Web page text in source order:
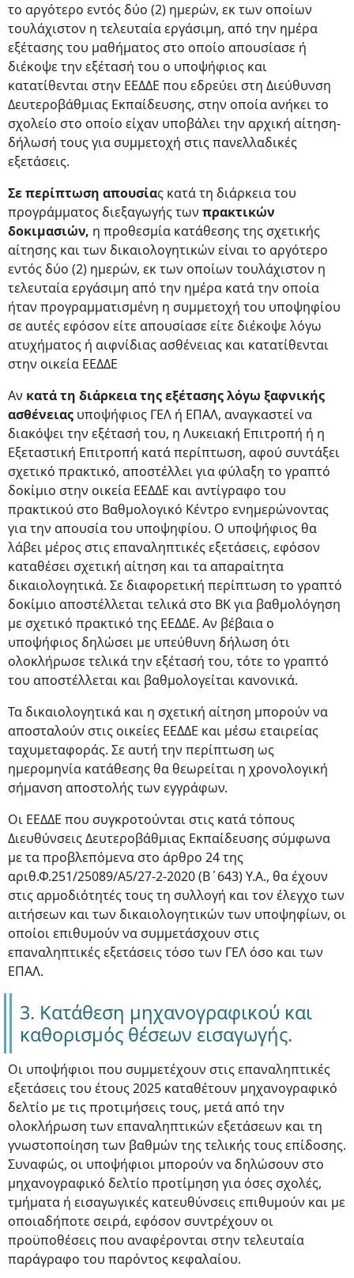
το αργότερο εντός δύο (2) ημερών, εκ των οποίων
τουλάχιστον η τελευταία εργάσιμη, από την ημέρα
εξέτασης του μαθήματος στο οποίο απουσίασε ή
διέκοψε την εξέτασή του ο υποψήφιος και
κατατίθενται στην ΕΕΔΔΕ που εδρεύει στη Διεύθυνση
Δευτεροβάθμιας Εκπαίδευσης, στην οποία ανήκει το
σχολείο στο οποίο είχαν υποβάλει την αρχική αίτηση-
δήλωσή τους για συμμετοχή στις πανελλαδικές
εξετάσεις.
Σε περίπτωση απουσίας κατά τη διάρκεια του
προγράμματος διεξαγωγής των πρακτικών
δοκιμασιών, η προθεσμία κατάθεσης της σχετικής
αίτησης και των δικαιολογητικών είναι το αργότερο
εντός δύο (2) ημερών, εκ των οποίων τουλάχιστον η
τελευταία εργάσιμη από την ημέρα κατά την οποία
ήταν προγραμματισμένη η συμμετοχή του υποψηφίου
σε αυτές εφόσον είτε απουσίασε είτε διέκοψε λόγω
ατυχήματος ή αιφνίδιας ασθένειας και κατατίθενται
στην οικεία ΕΕΔΔΕ
Αν κατά τη διάρκεια της εξέτασης λόγω ξαφνικής
ασθένειας υποψήφιος ΓΕΛ ή ΕΠΑΛ, αναγκαστεί να
διακόψει την εξέτασή του, η Λυκειακή Επιτροπή ή η
Εξεταστική Επιτροπή κατά περίπτωση, αφού συντάξει
σχετικό πρακτικό, αποστέλλει για φύλαξη το γραπτό
δοκίμιο στην οικεία ΕΕΔΔΕ και αντίγραφο του
πρακτικού στο Βαθμολογικό Κέντρο ενημερώνοντας
για την απουσία του υποψηφίου. Ο υποψήφιος θα
λάβει μέρος στις επαναληπτικές εξετάσεις, εφόσον
καταθέσει σχετική αίτηση και τα απαραίτητα
δικαιολογητικά. Σε διαφορετική περίπτωση το γραπτό
δοκίμιο αποστέλλεται τελικά στο ΒΚ για βαθμολόγηση
με σχετικό πρακτικό της ΕΕΔΔΕ. Αν βέβαια ο
υποψήφιος δηλώσει με υπεύθυνη δήλωση ότι
ολοκλήρωσε τελικά την εξέτασή του, τότε το γραπτό
του αποστέλλεται και βαθμολογείται κανονικά.
Τα δικαιολογητικά και η σχετική αίτηση μπορούν να
αποσταλούν στις οικείες ΕΕΔΔΕ και μέσω εταιρείας
ταχυμεταφοράς. Σε αυτή την περίπτωση ως
ημερομηνία κατάθεσης θα θεωρείται η χρονολογική
σήμανση αποστολής των εγγράφων.
Οι ΕΕΔΔΕ που συγκροτούνται στις κατά τόπους
Διευθύνσεις Δευτεροβάθμιας Εκπαίδευσης σύμφωνα
με τα προβλεπόμενα στο άρθρο 24 της
αριθ.Φ.251/25089/Α5/27-2-2020 (Β΄643) Y.A., θα έχουν
στις αρμοδιότητές τους τη συλλογή και τον έλεγχο των
αιτήσεων και των δικαιολογητικών των υποψηφίων, οι
οποίοι επιθυμούν να συμμετάσχουν στις
επαναληπτικές εξετάσεις τόσο των ΓΕΛ όσο και των
ΕΠΑΛ.
3. Κατάθεση μηχανογραφικού και
καθορισμός θέσεων εισαγωγής.
Οι υποψήφιοι που συμμετέχουν στις επαναληπτικές
εξετάσεις του έτους 2025 καταθέτουν μηχανογραφικό
δελτίο με τις προτιμήσεις τους, μετά από την
ολοκλήρωση των επαναληπτικών εξετάσεων και τη
γνωστοποίηση των βαθμών της τελικής τους επίδοσης.
Συναφώς, οι υποψήφιοι μπορούν να δηλώσουν στο
μηχανογραφικό δελτίο προτίμηση για όσες σχολές,
τμήματα ή εισαγωγικές κατευθύνσεις επιθυμούν και με
οποιαδήποτε σειρά, εφόσον συντρέχουν οι
προϋποθέσεις που αναφέρονται στην τελευταία
παράγραφο του παρόντος κεφαλαίου.